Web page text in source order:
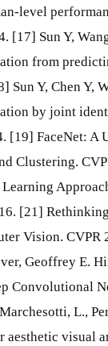
level
[17] Sun Y,
from
Sun Y, Chen Y,
by joint
[19] FaceNet: A
Clustering.
[21]
Vision. CVPR
Geoffrey E.
Convolutional
L.,
aesthetic visual